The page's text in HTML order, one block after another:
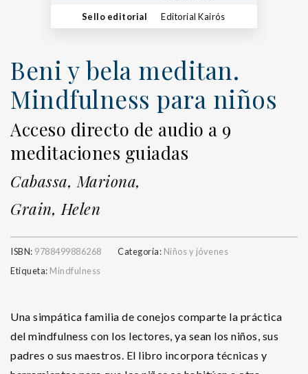
Sello editorial Editorial Kairós
Beni y bela meditan.
Mindfulness para niños
Acceso directo de audio a 9
meditaciones guiadas
Cabassa, Mariona,
Grain, Helen
ISBN: 9788499886268 Categoría: Niños y jóvenes
Etiqueta: Mindfulness
Una simpática familia de conejos comparte la práctica
del mindfulness con los lectores, ya sean los niños, sus
padres o sus maestros. El libro incorpora técnicas y